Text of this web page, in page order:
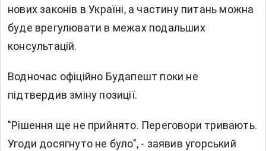
нових законів в Україні, а частину питань можна
буде врегулювати в межах подальших
консультацій.
Водночас офіційно Будапешт поки не
підтвердив зміну позиції.
"Рішення ще не прийнято. Переговори тривають.
Угоди досягнуто не було", - заявив угорський